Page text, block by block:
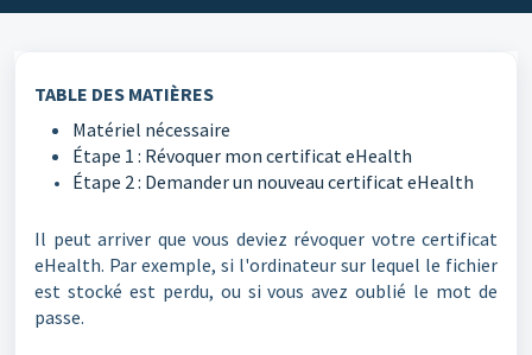
TABLE DES MATIÈRES
Matériel nécessaire
Étape 1 : Révoquer mon certificat eHealth
Étape 2 : Demander un nouveau certificat eHealth
Il peut arriver que vous deviez révoquer votre certificat
eHealth. Par exemple, si l'ordinateur sur lequel le fichier
est stocké est perdu, ou si vous avez oublié le mot de
passe.